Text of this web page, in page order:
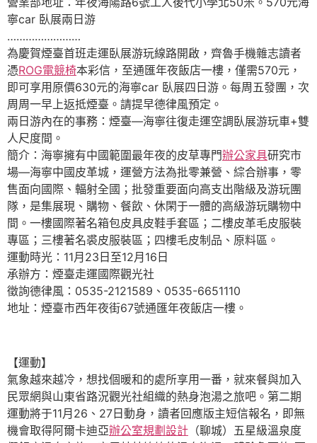
寧car 臥展兩日游
……………………
為慶賀煙臺首班走運臥展游玩線路開啟，齊魯手機雜志讀者
憑ROG電競椅本彩信，至通匯年夜飯店一樓，僅需570元，
即可享用原價630元的海寧car 臥展四日游。每周五發團，次
周周一早上返抵煙臺。請提早德律風預定。
兩日游內在的事務：煙臺—海寧往復走運空調臥展游玩車+雙
人尺度間。
簡介：海寧擁有中國範圍最年夜的皮草專門辦公家具研究市
場—海寧中國皮革城，運營方法為批零兼營、綜合辦事，零
售面向國際、輻射全國；批發重要面向高支出階級及游玩團
隊，是集展現、購物、餐飲、休閑于一體的高級游玩購物中
間。一樓國際著名箱包皮具皮鞋手套區；二樓皮革毛皮服裝
專區；三樓著名裘皮服裝區；四樓毛皮制品、原料區。
運動時光：11月23日至12月16日
承辦方：煙臺走運國際觀光社
徵詢德律風：0535-2121589、0535-6651110
地址：煙臺市西年夜街67號通匯年夜飯店一樓。
【運動】
氣象越來越冷，想找個暖和的處所享用一番，就來餐與加入
民眾網與山東省路況觀光社組織的熱身泡湯之旅吧。第二期
運動將于11月26、27日動身，讀者回應版主短信報名，即無
機會取得阿爾卡迪亞辦公室規劃設計 （聊城）五星級溫泉度